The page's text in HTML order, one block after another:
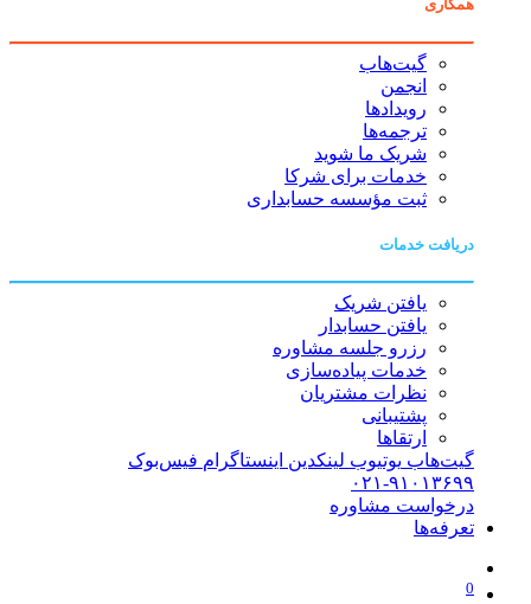
همکاری
گیت‌هاب
انجمن
رویدادها
ترجمه‌ها
شریک ما شوید
خدمات برای شرکا
ثبت مؤسسه حسابداری
دریافت خدمات
یافتن شریک
یافتن حسابدار
رزرو جلسه مشاوره
خدمات پیاده‌سازی
نظرات مشتریان
پشتیبانی
ارتقاها
گیت‌هاب یوتیوب لینکدین اینستاگرام فیس‌بوک
۰۲۱-۹۱۰۱۳۶۹۹
درخواست مشاوره
تعرفه‌ها
0